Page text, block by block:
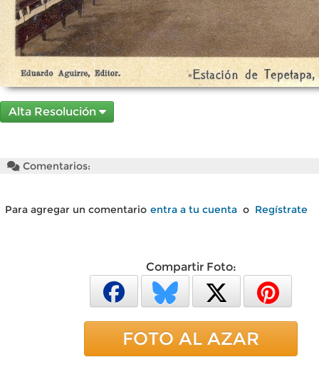
Alta Resolución
Comentarios:
Para agregar un comentario entra a tu cuenta o Regístrate
Compartir Foto:
FOTO AL AZAR